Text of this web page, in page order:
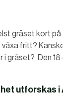
gräset kort
fritt?
i gräset? Den
utforskas i